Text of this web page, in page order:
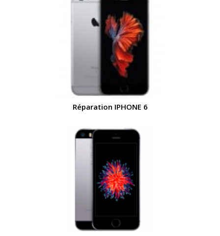
Réparation IPHONE 6